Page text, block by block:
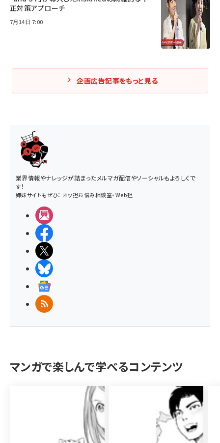
業界情報やナレッジが詰まったメルマガ配信やソーシャルもよろしくで
す！
姉妹サイトもぜひ： ネッ担お悩み相談室・Web担
RSS
正対策アプローチ
7月14日 7:00
企画広告記事をもっと見る
マンガで楽しんで学べるコンテンツ